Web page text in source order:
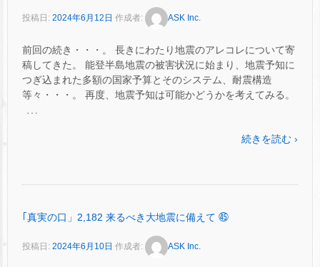
投稿日: 2024年6月12日 作成者: ASK Inc.
前回の続き・・・。 長きにわたり地震のアレコレについて寄
稿してきた。 能登半島地震の被害状況に始まり、地震予知に
つぎ込まれた多額の国家予算とそのシステム、耐震構造
等々・・・。 再度、地震予知は可能かどうかを考えてみる。
…
続きを読む ›
｢真実の口」2,182 来るべき大地震に備えて ㊺
投稿日: 2024年6月10日 作成者: ASK Inc.